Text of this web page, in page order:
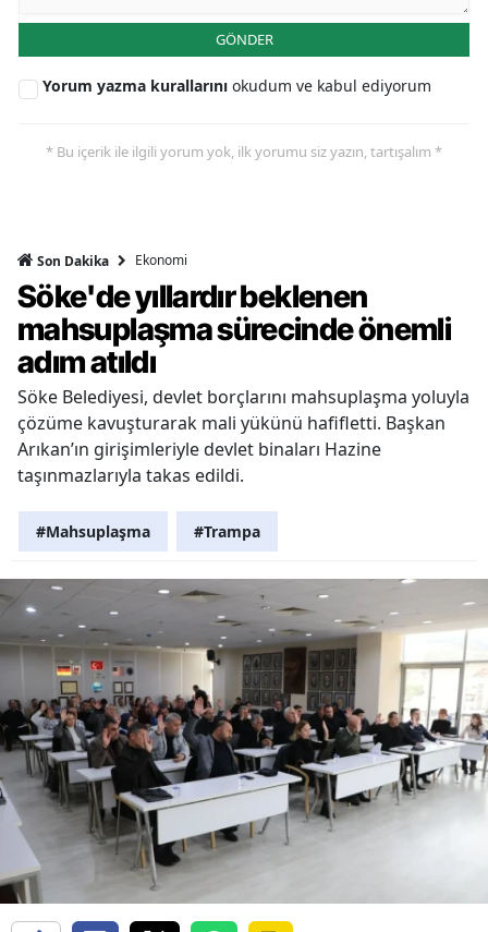
GÖNDER
Yorum yazma kurallarını okudum ve kabul ediyorum
* Bu içerik ile ilgili yorum yok, ilk yorumu siz yazın, tartışalım *
Son Dakika Ekonomi
Söke'de yıllardır beklenen
mahsuplaşma sürecinde önemli
adım atıldı
Söke Belediyesi, devlet borçlarını mahsuplaşma yoluyla
çözüme kavuşturarak mali yükünü hafifletti. Başkan
Arıkan’ın girişimleriyle devlet binaları Hazine
taşınmazlarıyla takas edildi.
#Mahsuplaşma #Trampa